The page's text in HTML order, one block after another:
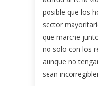
posible que los
sector
que marche
no solo con los
aunque no
sean